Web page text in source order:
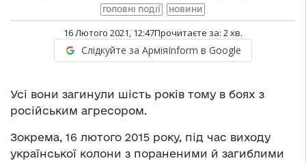
ГОЛОВНІ ПОДІЇ НОВИНИ
16 Лютого 2021, 12:47Прочитаєте за: 2хв.
Слідкуйте за АрміяInform в Google
Усі вони загинули шість років тому в боях з
російським агресором.
Зокрема, 16 лютого 2015 року, під час виходу
української колони з пораненими й загиблими